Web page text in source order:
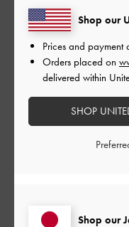
サイズ: 35/22.5cm
デザイン
Shop our
Shop our
Prices and payment
Orders placed on
delivered within
SHOP